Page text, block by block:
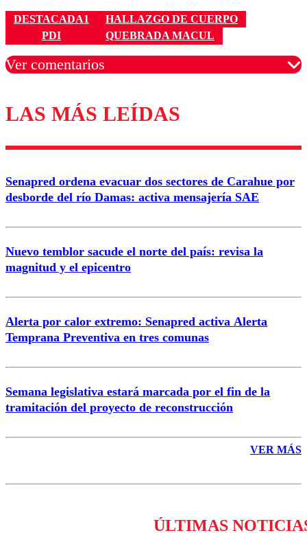
DESTACADA1
HALLAZGO DE CUERPO
PDI
QUEBRADA MACUL
Ver comentarios
Los comentarios son moderados para garantizar un
diálogo respetuoso.
Nombre
Correo
LAS MÁS LEÍDAS
Senapred ordena evacuar dos sectores de Carahue por
desborde del río Damas: activa mensajería SAE
Nuevo temblor sacude el norte del país: revisa la
magnitud y el epicentro
Alerta por calor extremo: Senapred activa Alerta
Temprana Preventiva en tres comunas
Semana legislativa estará marcada por el fin de la
tramitación del proyecto de reconstrucción
VER MÁS
ÚLTIMAS